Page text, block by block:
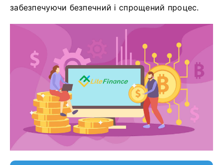
забезпечуючи безпечний і спрощений процес.